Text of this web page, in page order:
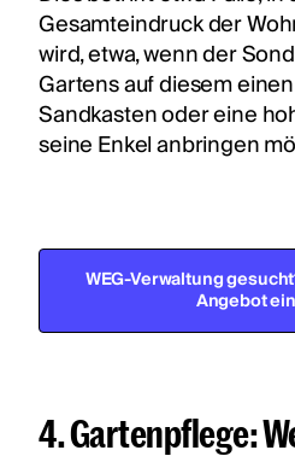
Gesamteindruck der
wird, etwa, wenn der
Gartens auf diesem
Sandkasten oder eine
seine Enkel anbringen
WEG-Verwaltung
Angebot
4. Gartenpflege: